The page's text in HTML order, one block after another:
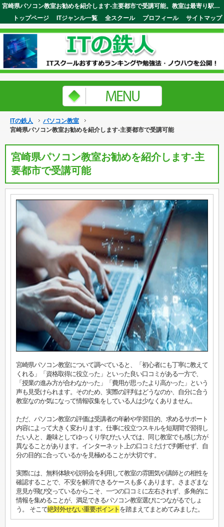
宮崎県パソコン教室お勧めを紹介します-主要都市で受講可能。教室は最寄り駅の近所なので安心して通えるのが特徴ITの鉄人
サイトマップ
プロフィール
全スクール
ITジャンル一覧
トップページ
ITの鉄人
パソコン教室
宮崎県パソコン教室お勧めを紹介します-主要都市で受講可能
宮崎県パソコン教室お勧めを紹介します-主
要都市で受講可能
宮崎県パソコン教室について調べていると、「初心者にも丁寧に教えて
くれる」「資格取得に役立った」といった良い口コミがある一方で、
「授業の進み方が合わなかった」「費用が思ったより高かった」という
声も見受けられます。そのため、実際の評判はどうなのか、自分に合う
教室なのか気になって情報収集をしている人は少なくありません。
ただ、パソコン教室の評価は受講者の年齢や学習目的、求めるサポート
内容によって大きく変わります。仕事に役立つスキルを短期間で習得し
たい人と、趣味としてゆっくり学びたい人では、同じ教室でも感じ方が
異なることがあります。インターネット上の口コミだけで判断せず、自
分の目的に合っているかを見極めることが大切です。
実際には、無料体験や説明会を利用して教室の雰囲気や講師との相性を
確認することで、不安を解消できるケースも多くあります。さまざまな
意見が飛び交っているからこそ、一つの口コミに左右されず、多角的に
情報を集めることが、満足できるパソコン教室選びにつながるでしょ
う。 そこで絶対外せない重要ポイント を踏まえてまとめてみました。